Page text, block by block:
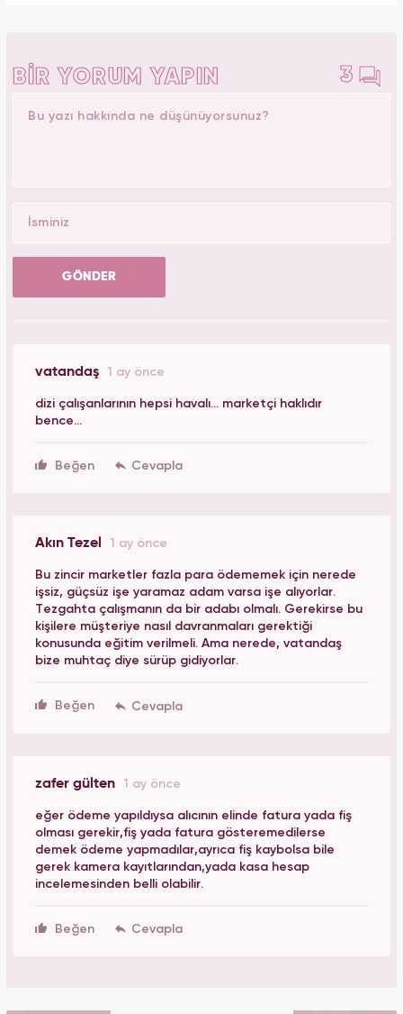
BİR YORUM YAPIN 3
GÖNDER
vatandaş 1 ay önce
dizi çalışanlarının hepsi havalı... marketçi haklıdır
bence...
Beğen
Akın Tezel 1 ay önce
Bu zincir marketler fazla para ödememek için nerede
işsiz, güçsüz işe yaramaz adam varsa işe alıyorlar.
Tezgahta çalışmanın da bir adabı olmalı. Gerekirse bu
kişilere müşteriye nasıl davranmaları gerektiği
konusunda eğitim verilmeli. Ama nerede, vatandaş
bize muhtaç diye sürüp gidiyorlar.
Beğen
zafer gülten 1 ay önce
eğer ödeme yapıldıysa alıcının elinde fatura yada fiş
olması gerekir,fiş yada fatura gösteremedilerse
demek ödeme yapmadılar,ayrıca fiş kaybolsa bile
gerek kamera kayıtlarından,yada kasa hesap
incelemesinden belli olabilir.
Beğen